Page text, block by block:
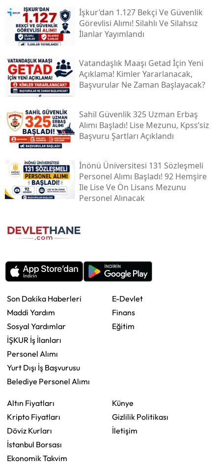
İşkur’dan 1.127 Bekçi Ve Güvenlik
Görevlisi Alımı! Silahlı Ve Silahsız
İlanlar Yayımlandı
Vatandaşlık Maaşı Getad İçin Yeni
Açıklama! Kimler Yararlanacak,
Başvurular Ne Zaman Başlayacak?
Sahil Güvenlik 325 Uzman Erbaş
Alımı Başladı! Lise Mezunu, Kpss’siz
Başvuru Şartları Açıklandı
İnönü Üniversitesi 131 Sözleşmeli
Personel Alımı Başladı! 92 Hemşire
Ile Lise Ve Ön Lisans Mezunu
Personel Alınacak
Son Dakika Haberleri
Maddi Yardım
Sosyal Yardımlar
İŞKUR İş İlanları
Personel Alımı
Yurt Dışı İş Başvurusu
Belediye Personel Alımı
E-Devlet
Finans
Eğitim
Altın Fiyatları
Kripto Fiyatları
Döviz Kurları
İstanbul Borsası
Ekonomik Takvim
Künye
Gizlilik Politikası
İletişim